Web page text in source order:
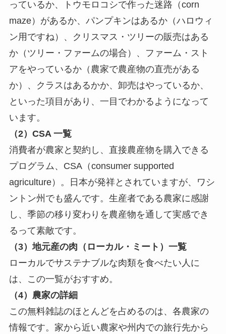
っているか、トウモロコシで作った迷路（corn
maze）があるか、パンプキンはあるか（ハロウィ
ン用ですね）、クリスマス・ツリーの販売はある
か（ツリー・ファームの場合）、ファーム・スト
アをやっているか（農家で農産物の直売がある
か）、クラスはあるかか、卸売はやっているか、
といった項目があり、一目でわかるようになって
います。
（2）CSA 一覧
消費者が農家と契約し、直接農産物を購入できる
プログラム、CSA（consumer supported
agriculture）。日本が発祥とされていますが、ワシ
ントン州でも盛んです。生産者である農家に感謝
し、季節の移り変わりを農産物を通して実感でき
るって素敵です。
（3）地元産の肉（ローカル・ミート）一覧
ローカルでサステナブルな肉類を食べたい人に
は、この一覧がおすすめ。
（4）農家の詳細
この無料雑誌のほとんどを占めるのは、各農家の
情報です。家から近い農家や州内での旅行先から